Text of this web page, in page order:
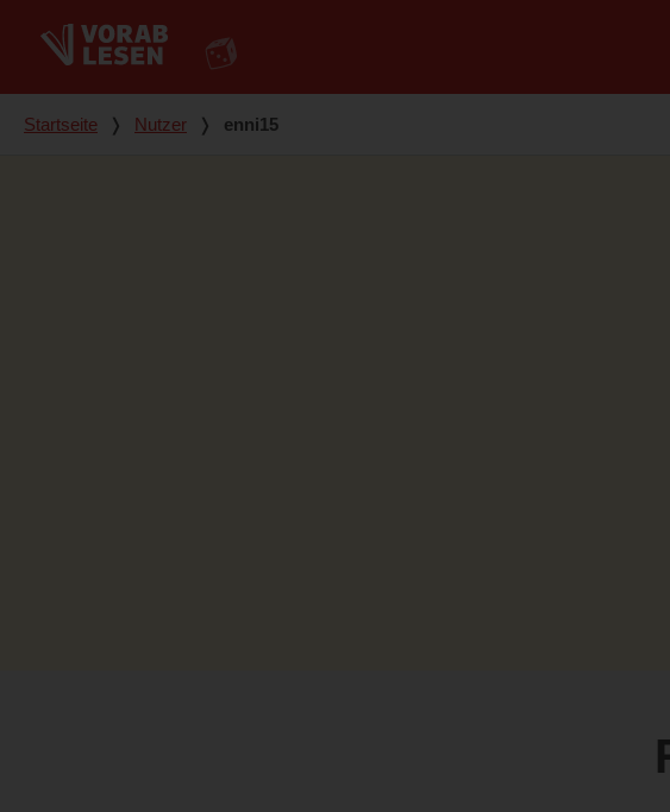
Du bist hier
Startseite ❭ Nutzer ❭ enni15